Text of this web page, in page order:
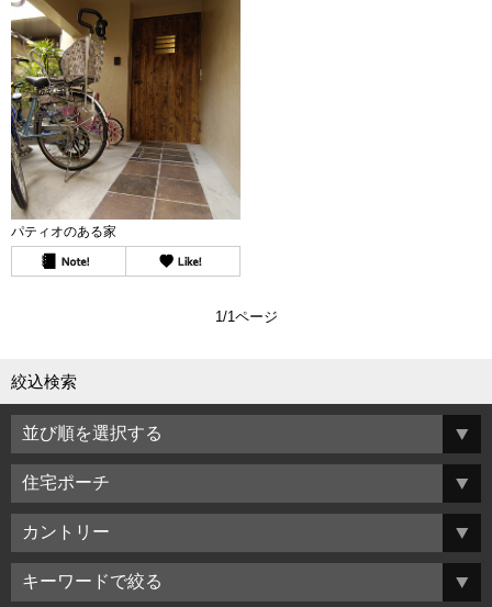
パティオのある家
1/1ページ
絞込検索